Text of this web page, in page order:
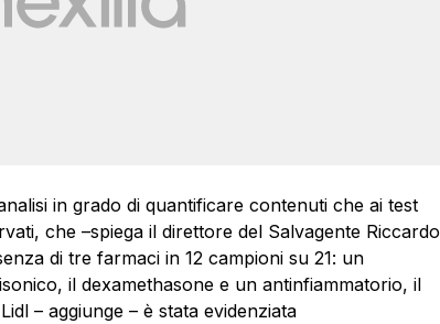
in grado di quantificare contenuti che ai test
che –spiega il direttore del Salvagente Riccardo
di tre farmaci in 12 campioni su 21: un
il dexamethasone e un antinfiammatorio, il
– aggiunge – è stata evidenziata